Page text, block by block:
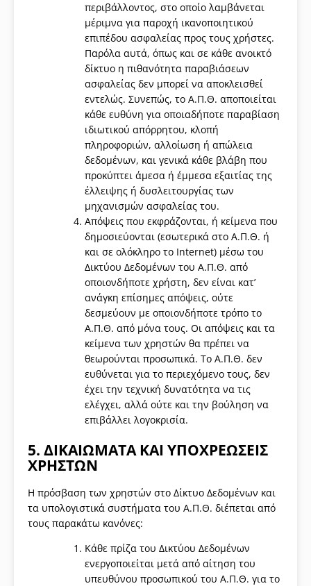
περιβάλλοντος, στο οποίο λαμβάνεται
μέριμνα για παροχή ικανοποιητικού
επιπέδου ασφαλείας προς τους χρήστες.
Παρόλα αυτά, όπως και σε κάθε ανοικτό
δίκτυο η πιθανότητα παραβιάσεων
ασφαλείας δεν μπορεί να αποκλεισθεί
εντελώς. Συνεπώς, το Α.Π.Θ. αποποιείται
κάθε ευθύνη για οποιαδήποτε παραβίαση
ιδιωτικού απόρρητου, κλοπή
πληροφοριών, αλλοίωση ή απώλεια
δεδομένων, και γενικά κάθε βλάβη που
προκύπτει άμεσα ή έμμεσα εξαιτίας της
έλλειψης ή δυσλειτουργίας των
μηχανισμών ασφαλείας του.
Απόψεις που εκφράζονται, ή κείμενα που
δημοσιεύονται (εσωτερικά στο Α.Π.Θ. ή
και σε ολόκληρο το Internet) μέσω του
Δικτύου Δεδομένων του Α.Π.Θ. από
οποιονδήποτε χρήστη, δεν είναι κατ’
ανάγκη επίσημες απόψεις, ούτε
δεσμεύουν με οποιονδήποτε τρόπο το
Α.Π.Θ. από μόνα τους. Οι απόψεις και τα
κείμενα των χρηστών θα πρέπει να
θεωρούνται προσωπικά. Το Α.Π.Θ. δεν
ευθύνεται για το περιεχόμενο τους, δεν
έχει την τεχνική δυνατότητα να τις
ελέγχει, αλλά ούτε και την βούληση να
επιβάλλει λογοκρισία.
5. ΔΙΚΑΙΩΜΑΤΑ ΚΑΙ ΥΠΟΧΡΕΩΣΕΙΣ
ΧΡΗΣΤΩΝ
Η πρόσβαση των χρηστών στο Δίκτυο Δεδομένων και
τα υπολογιστικά συστήματα του Α.Π.Θ. διέπεται από
τους παρακάτω κανόνες:
Κάθε πρίζα του Δικτύου Δεδομένων
ενεργοποιείται μετά από αίτηση του
υπευθύνου προσωπικού του Α.Π.Θ. για το